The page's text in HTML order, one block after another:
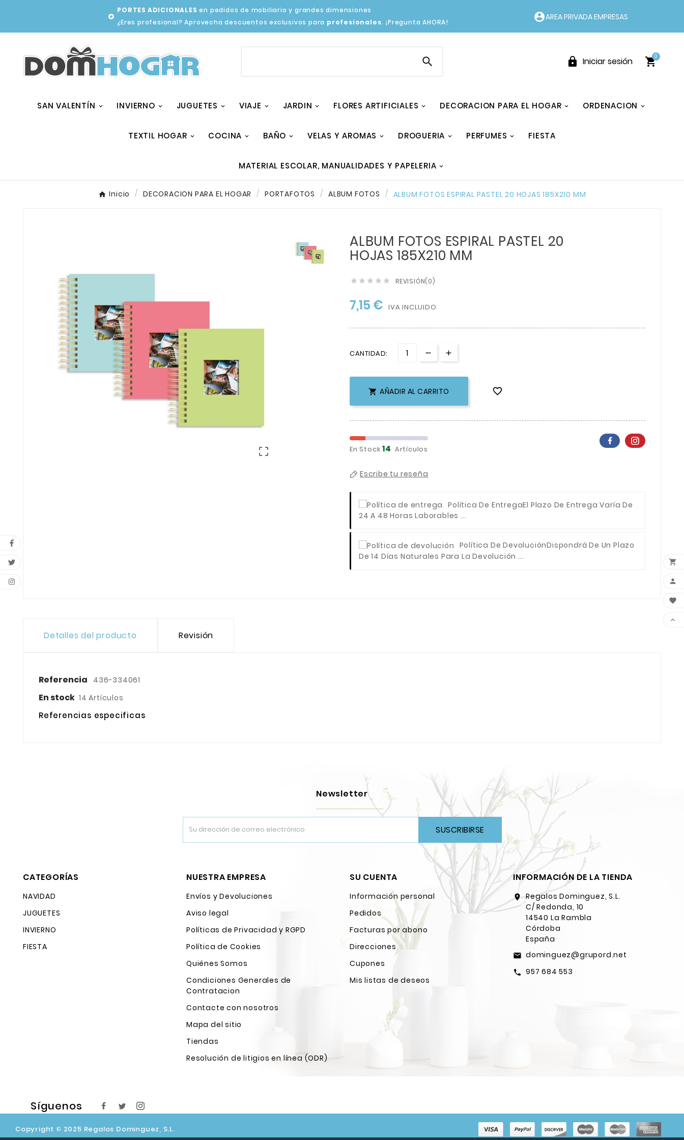

PORTES ADICIONALES en pedidos de mobiliario y grandes dimensiones
¿Eres profesional? Aprovecha descuentos exclusivos para profesionales. ¡Pregunta AHORA! account_circleAREA PRIVADA EMPRESAS
  Iniciar sesión 
0
SAN VALENTÍN INVIERNO JUGUETES VIAJE JARDIN FLORES ARTIFICIALES DECORACION PARA EL HOGAR ORDENACION
TEXTIL HOGAR COCINA BAÑO VELAS Y AROMAS DROGUERIA PERFUMES FIESTA
MATERIAL ESCOLAR, MANUALIDADES Y PAPELERIA
Inicio DECORACION PARA EL HOGAR PORTAFOTOS ALBUM FOTOS ALBUM FOTOS ESPIRAL PASTEL 20 HOJAS 185X210 MM

ALBUM FOTOS ESPIRAL PASTEL 20
HOJAS 185X210 MM
     REVISIÓN(0)
7,15 € IVA INCLUIDO
CANTIDAD:
 AÑADIR AL CARRITO 
En Stock14 Artículos
Escribe tu reseña
Política De EntregaEl Plazo De Entrega Varía De
24 A 48 Horas Laborables ...
Política De DevoluciónDispondrá De Un Plazo
De 14 Días Naturales Para La Devolución ...
Detalles del producto Revisión
Referencia 436-334061
En stock 14 Artículos
Referencias especificas
Newsletter
SUSCRIBIRSE
CATEGORÍAS
NAVIDAD
JUGUETES
INVIERNO
FIESTA
NUESTRA EMPRESA
Envíos y Devoluciones
Aviso legal
Políticas de Privacidad y RGPD
Política de Cookies
Quiénes Somos
Condiciones Generales de
Contratacion
Contacte con nosotros
Mapa del sitio
Tiendas
Resolución de litigios en línea (ODR)
SU CUENTA
Información personal
Pedidos
Facturas por abono
Direcciones
Cupones
Mis listas de deseos
INFORMACIÓN DE LA TIENDA
location_on Regalos Dominguez, S.L.
C/ Redonda, 10
14540 La Rambla
Córdoba
España
email dominguez@grupord.net
call 957 684 553




Síguenos
Copyright © 2025 Regalos Dominguez, S.L.